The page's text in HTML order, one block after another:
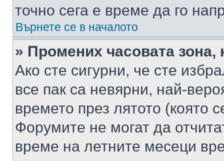
точно сега е време да го
Върнете се в началото
» Промених часовата
Ако сте сигурни, че сте
все пак са невярни, най-
времето през лятото (която
Форумите не могат да
време на летните месеци